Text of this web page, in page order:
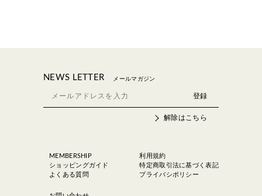
NEWS LETTER メールマガジン
解除はこちら
MEMBERSHIP
ショッピングガイド
よくある質問
利用規約
特定商取引法に基づく表記
プライバシポリシー